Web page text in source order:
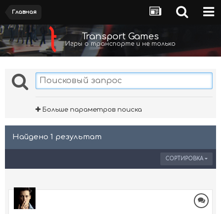
Главная
Transport Games
Игры о транспорте и не только
Больше параметров поиска
Найдено 1 результат
СОРТИРОВКА